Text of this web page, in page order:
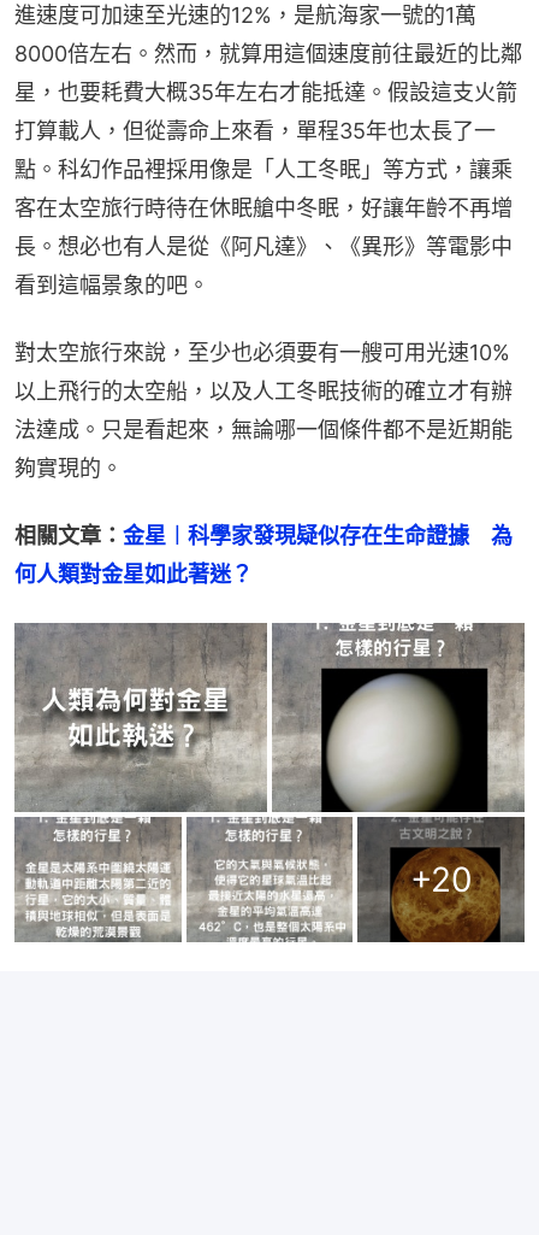
進速度可加速至光速的12%，是航海家一號的1萬
8000倍左右。然而，就算用這個速度前往最近的比鄰
星，也要耗費大概35年左右才能抵達。假設這支火箭
打算載人，但從壽命上來看，單程35年也太長了一
點。科幻作品裡採用像是「人工冬眠」等方式，讓乘
客在太空旅行時待在休眠艙中冬眠，好讓年齡不再增
長。想必也有人是從《阿凡達》、《異形》等電影中
看到這幅景象的吧。
對太空旅行來說，至少也必須要有一艘可用光速10%
以上飛行的太空船，以及人工冬眠技術的確立才有辦
法達成。只是看起來，無論哪一個條件都不是近期能
夠實現的。
相關文章： 金星︱科學家發現疑似存在生命證據　為
何人類對金星如此著迷？
+20